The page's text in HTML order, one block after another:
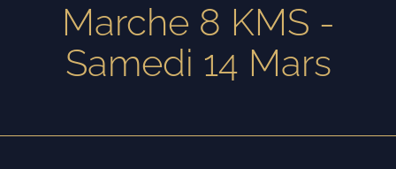
Marche 8 KMS -
Samedi 14 Mars